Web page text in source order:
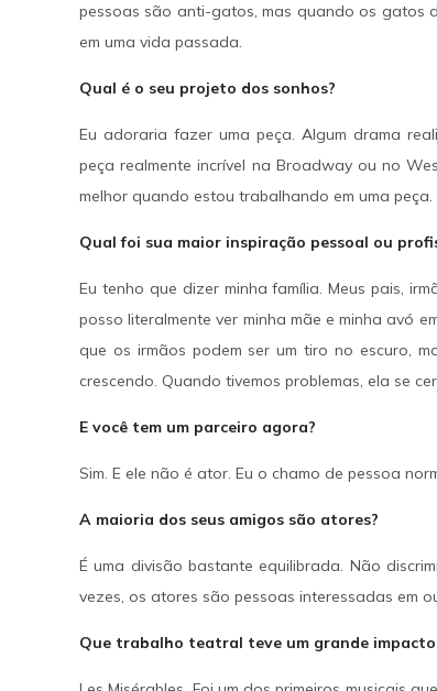
pessoas são anti-gatos, mas quando os gatos
em uma vida passada.
Qual é o seu projeto dos sonhos?
Eu adoraria fazer uma peça. Algum drama
peça realmente incrível na Broadway ou no
melhor quando estou trabalhando em uma peça.
Qual foi sua maior inspiração pessoal ou
Eu tenho que dizer minha família. Meus pais,
posso literalmente ver minha mãe e minha avó
que os irmãos podem ser um tiro no escuro,
crescendo. Quando tivemos problemas, ela se
E você tem um parceiro agora?
Sim. E ele não é ator. Eu o chamo de pessoa
A maioria dos seus amigos são atores?
É uma divisão bastante equilibrada. Não
vezes, os atores são pessoas interessadas em
Que trabalho teatral teve um grande impacto